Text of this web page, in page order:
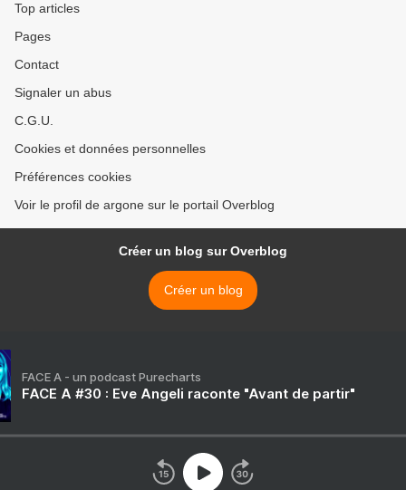
Top articles
Pages
Contact
Signaler un abus
C.G.U.
Cookies et données personnelles
Préférences cookies
Voir le profil de argone sur le portail Overblog
Créer un blog sur Overblog
Créer un blog
FACE A - un podcast Purecharts
FACE A #30 : Eve Angeli raconte "Avant de partir"